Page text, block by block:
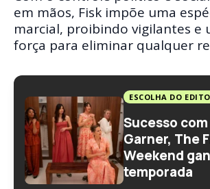
em mãos, Fisk impõe uma
marcial, proibindo vigilantes e
força para eliminar qualquer
ESCOLHA DO
Sucesso
Garner, The
Weekend
temporada